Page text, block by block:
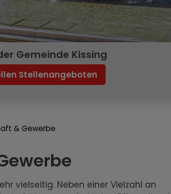
Gemeinde Kissing
Stellenangeboten
& Gewerbe
vielseitig. Neben einer Vielzahl an